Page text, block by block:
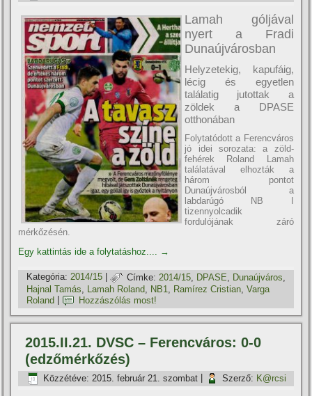
Lamah góljával
nyert a Fradi
Dunaújvárosban
Helyzetekig, kapufáig,
lécig és egyetlen
találatig jutottak a
zöldek a DPASE
otthonában
Folytatódott a Ferencváros
jó idei sorozata: a zöld-
fehérek Roland Lamah
találatával elhozták a
három pontot
Dunaújvárosból a
labdarúgó NB I
tizennyolcadik
fordulójának záró
mérkőzésén.
Egy kattintás ide a folytatáshoz.... →
Kategória: 2014/15 | Címke: 2014/15 DPASE Dunaújváros
Hajnal Tamás, Lamah Roland, NB1, Ramí­rez Cristian,Varga
Roland
Hozzászólás most!
2015.II.21. DVSC – Ferencváros: 0-0
(edzőmérkőzés)
Közzétéve: 2015. február 21. szombat Szerző: K@rcsi